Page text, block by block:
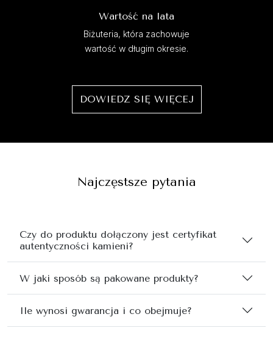
Wartość na lata
Biżuteria, która zachowuje
wartość w długim okresie.
DOWIEDZ SIĘ WIĘCEJ
Najczęstsze pytania
Czy do produktu dołączony jest certyfikat
autentyczności kamieni?
W jaki sposób są pakowane produkty?
Ile wynosi gwarancja i co obejmuje?